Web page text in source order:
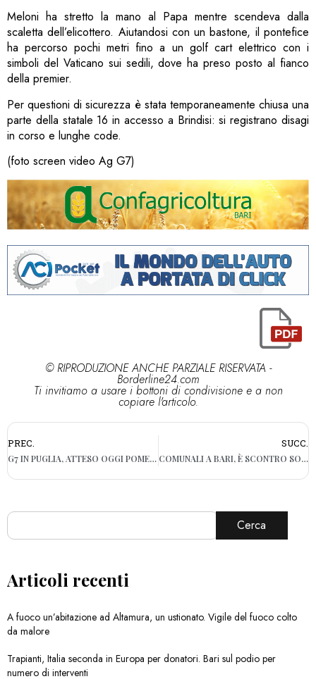
Meloni ha stretto la mano al Papa mentre scendeva dalla
scaletta dell’elicottero. Aiutandosi con un bastone, il pontefice
ha percorso pochi metri fino a un golf cart elettrico con i
simboli del Vaticano sui sedili, dove ha preso posto al fianco
della premier.
Per questioni di sicurezza è stata temporaneamente chiusa una
parte della statale 16 in accesso a Brindisi: si registrano disagi
in corso e lunghe code.
(foto screen video Ag G7)
© RIPRODUZIONE ANCHE PARZIALE RISERVATA -
Borderline24.com
Ti invitiamo a usare i bottoni di condivisione e a non
copiare l'articolo.
PREC.
G7 IN PUGLIA, ATTESO OGGI POMERIGGIO PAPA FRANCESCO
SUCC.
COMUNALI A BARI, È SCONTRO SOCIAL TRA I CANDIDATI SINDACO
Cerca
Articoli recenti
A fuoco un’abitazione ad Altamura, un ustionato. Vigile del fuoco colto
da malore
Trapianti, Italia seconda in Europa per donatori. Bari sul podio per
numero di interventi